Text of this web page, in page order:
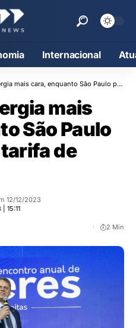
Internacional
cara, enquanto São Paulo pode reduzir tarifa de água
mais
São Paulo
de
15:11
12/12/2023
2 Min